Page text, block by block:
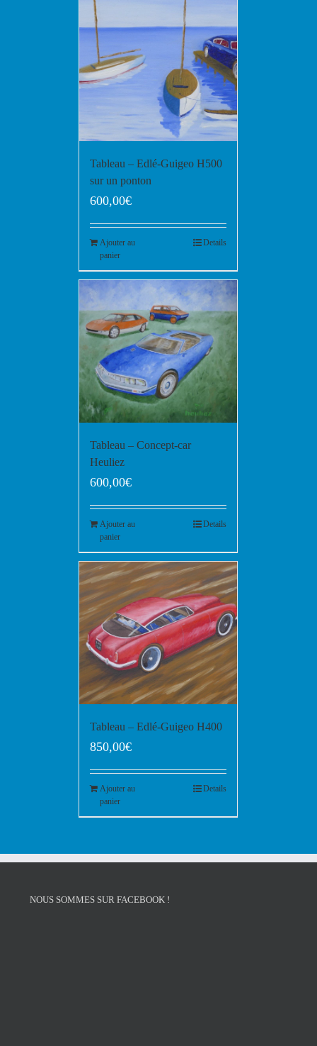
Tableau – Edlé-Guigeo H500
sur un ponton
600,00€
Ajouter au
panier
Details
Tableau – Concept-car
Heuliez
600,00€
Ajouter au
panier
Details
Tableau – Edlé-Guigeo H400
850,00€
Ajouter au
panier
Details
NOUS SOMMES SUR FACEBOOK !